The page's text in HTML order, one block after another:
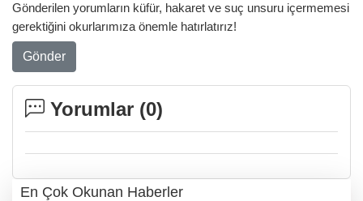
Gönderilen yorumların küfür, hakaret ve suç unsuru içermemesi
gerektiğini okurlarımıza önemle hatırlatırız!
Gönder
Yorumlar (0)
En Çok Okunan Haberler